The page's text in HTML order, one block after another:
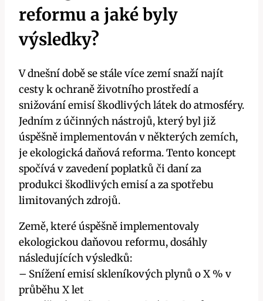
reformu a jaké byly
výsledky?
V dnešní době se stále více zemí snaží najít
cesty k ochraně životního prostředí a
snižování emisí škodlivých látek do atmosféry.
Jedním z účinných nástrojů, který byl již
úspěšně implementován v některých zemích,
je ekologická daňová reforma. Tento koncept
spočívá v zavedení poplatků či daní za
produkci škodlivých emisí a za spotřebu
limitovaných zdrojů.
Země, které úspěšně implementovaly
ekologickou daňovou reformu, dosáhly
následujících výsledků:
– Snížení emisí skleníkových plynů o X % v
průběhu X let